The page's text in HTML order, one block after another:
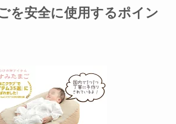
を安全に使用するポイン